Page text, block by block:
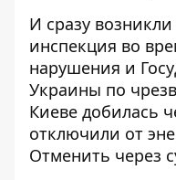
И сразу
инспекция во
нарушения и
Украины по
Киеве добилась
отключили от
Отменить через